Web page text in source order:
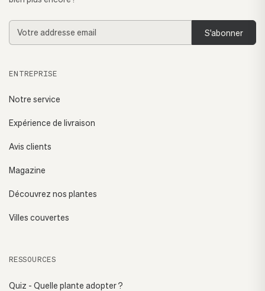
Addresse
email
ENTREPRISE
Notre service
Expérience de livraison
Avis clients
Magazine
Découvrez nos plantes
Villes couvertes
RESSOURCES
Quiz - Quelle plante adopter ?